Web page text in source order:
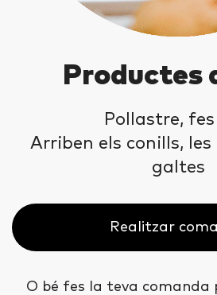
Realitzar
Gaudeix de les
gastronòmiques de
“Foodbox”.
Realitzar
O bé fes la teva comanda
Realitzar
Realitzar